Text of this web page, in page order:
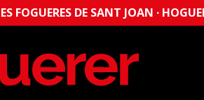
FOGUERES DE SANT JOAN ·